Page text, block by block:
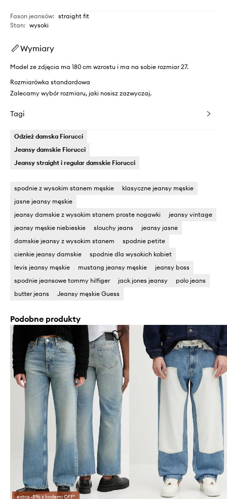
Fason jeansów: straight fit
Stan: wysoki
Wymiary
Model ze zdjęcia ma 180 cm wzrostu i ma na sobie rozmiar 27.
Rozmiarówka standardowa
Zalecamy wybór rozmiaru, jaki nosisz zazwyczaj.
Tagi
Odzież damska Fiorucci
Jeansy damskie Fiorucci
Jeansy straight i regular damskie Fiorucci
spodnie z wysokim stanem męskie
klasyczne jeansy męskie
jasne jeansy męskie
jeansy damskie z wysokim stanem proste nogawki
jeansy vintage
jeansy męskie niebieskie
slouchy jeans
jeansy jasne
damskie jeansy z wysokim stanem
spodnie petite
cienkie jeansy damskie
spodnie dla wysokich kobiet
levis jeansy męskie
mustang jeansy męskie
jeansy boss
spodnie jeansowe tommy hilfiger
jack jones jeansy
polo jeans
butter jeans
Jeansy męskie Guess
Podobne produkty
extra -5% z kodem: OFF*